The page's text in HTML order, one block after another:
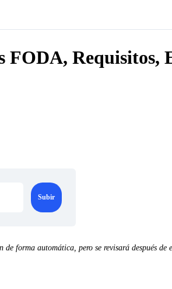
FODA, Requisitos,
forma automática, pero se revisará después